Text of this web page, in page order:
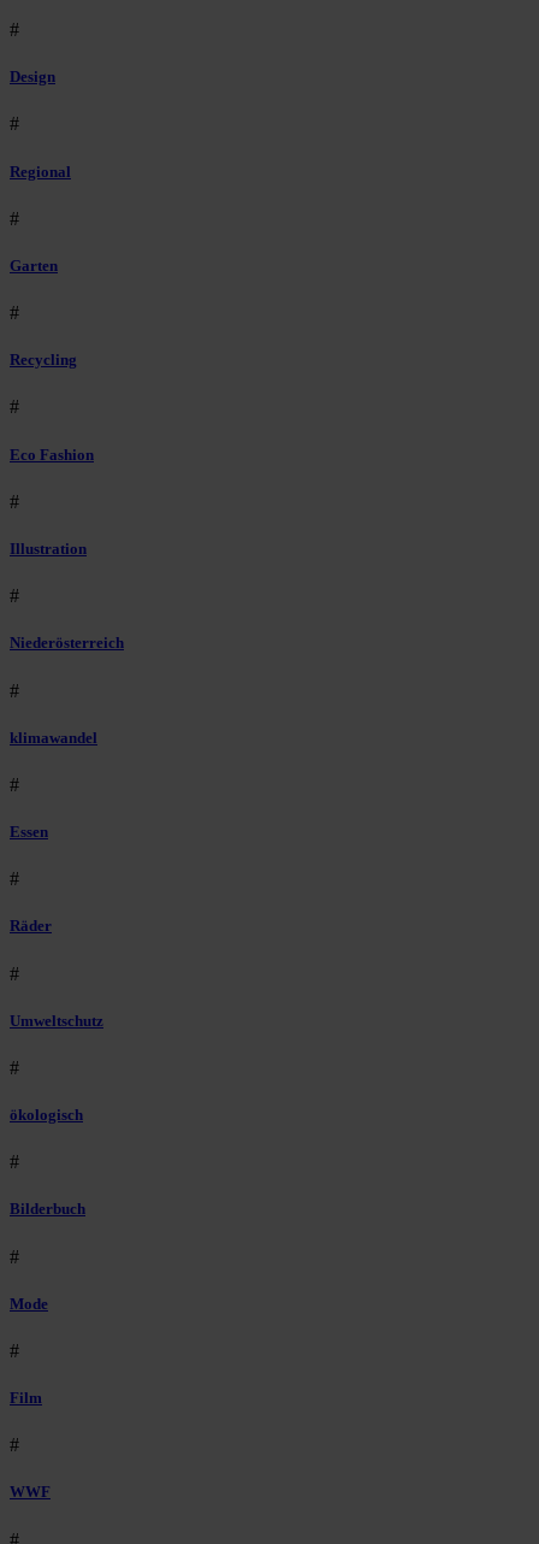
#
Design
#
Regional
#
Garten
#
Recycling
#
Eco Fashion
#
Illustration
#
Niederösterreich
#
klimawandel
#
Essen
#
Räder
#
Umweltschutz
#
ökologisch
#
Bilderbuch
#
Mode
#
Film
#
WWF
#